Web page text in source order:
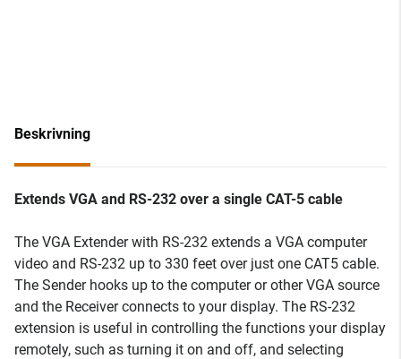
Beskrivning
Extends VGA and RS-232 over a single CAT-5 cable
The VGA Extender with RS-232 extends a VGA computer
video and RS-232 up to 330 feet over just one CAT5 cable.
The Sender hooks up to the computer or other VGA source
and the Receiver connects to your display. The RS-232
extension is useful in controlling the functions your display
remotely, such as turning it on and off, and selecting